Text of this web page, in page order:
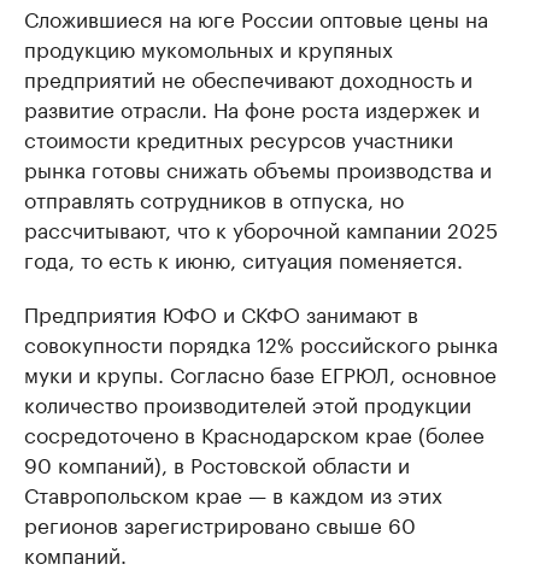
Сложившиеся на юге России оптовые цены на
продукцию мукомольных и крупяных
предприятий не обеспечивают доходность и
развитие отрасли. На фоне роста издержек и
стоимости кредитных ресурсов участники
рынка готовы снижать объемы производства и
отправлять сотрудников в отпуска, но
рассчитывают, что к уборочной кампании 2025
года, то есть к июню, ситуация поменяется.
Предприятия ЮФО и СКФО занимают в
совокупности порядка 12% российского рынка
муки и крупы. Согласно базе ЕГРЮЛ, основное
количество производителей этой продукции
сосредоточено в Краснодарском крае (более
90 компаний), в Ростовской области и
Ставропольском крае — в каждом из этих
регионов зарегистрировано свыше 60
компаний.